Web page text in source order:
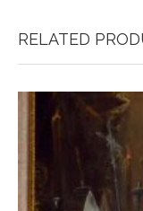
RELATED